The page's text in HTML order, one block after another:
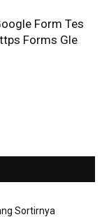
Form Tes
Forms Gle
Sortirnya